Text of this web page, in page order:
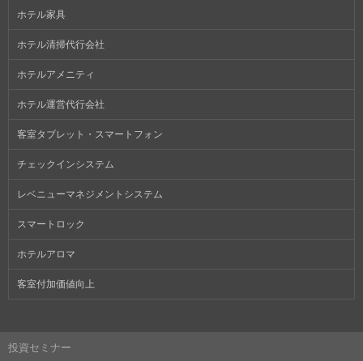
ホテル家具
ホテル清掃代行会社
ホテルアメニティ
ホテル運営代行会社
客室タブレット・スマートフォン
チェックインシステム
レベニューマネジメントシステム
スマートロック
ホテルアロマ
客室付加価値向上
投資セミナー